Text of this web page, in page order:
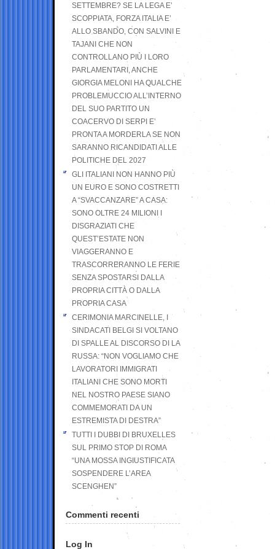
SETTEMBRE? SE LA LEGA E’
SCOPPIATA, FORZA ITALIA E’
ALLO SBANDO, CON SALVINI E
TAJANI CHE NON
CONTROLLANO PIÙ I LORO
PARLAMENTARI, ANCHE
GIORGIA MELONI HA QUALCHE
PROBLEMUCCIO ALL’INTERNO
DEL SUO PARTITO UN
COACERVO DI SERPI E’
PRONTA A MORDERLA SE NON
SARANNO RICANDIDATI ALLE
POLITICHE DEL 2027
GLI ITALIANI NON HANNO PIÙ
UN EURO E SONO COSTRETTI
A “SVACCANZARE” A CASA:
SONO OLTRE 24 MILIONI I
DISGRAZIATI CHE
QUEST’ESTATE NON
VIAGGERANNO E
TRASCORRERANNO LE FERIE
SENZA SPOSTARSI DALLA
PROPRIA CITTÀ O DALLA
PROPRIA CASA
CERIMONIA MARCINELLE, I
SINDACATI BELGI SI VOLTANO
DI SPALLE AL DISCORSO DI LA
RUSSA: “NON VOGLIAMO CHE
LAVORATORI IMMIGRATI
ITALIANI CHE SONO MORTI
NEL NOSTRO PAESE SIANO
COMMEMORATI DA UN
ESTREMISTA DI DESTRA”
TUTTI I DUBBI DI BRUXELLES
SUL PRIMO STOP DI ROMA
“UNA MOSSA INGIUSTIFICATA
SOSPENDERE L’AREA
SCENGHEN”
Commenti recenti
Log In